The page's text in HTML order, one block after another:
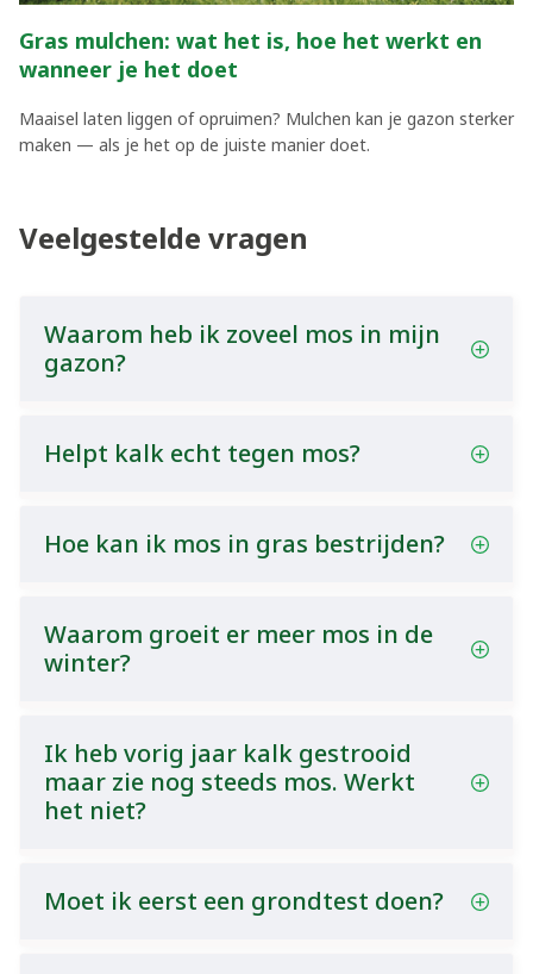
Gras mulchen: wat het is, hoe het werkt en
wanneer je het doet
Maaisel laten liggen of opruimen? Mulchen kan je gazon sterker
maken — als je het op de juiste manier doet.
Veelgestelde vragen
Waarom heb ik zoveel mos in mijn
gazon?
Helpt kalk echt tegen mos?
Hoe kan ik mos in gras bestrijden?
Waarom groeit er meer mos in de
winter?
Ik heb vorig jaar kalk gestrooid
maar zie nog steeds mos. Werkt
het niet?
Moet ik eerst een grondtest doen?